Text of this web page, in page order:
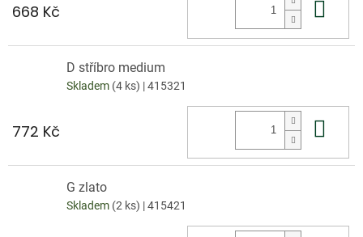
668 Kč
D stříbro medium
Skladem (4 ks) | 415321
772 Kč
G zlato
Skladem (2 ks) | 415421